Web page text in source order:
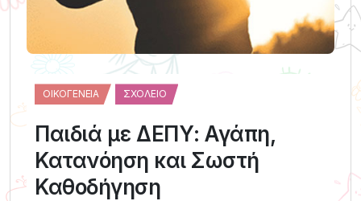
ΟΙΚΟΓΈΝΕΙΑ ΣΧΟΛΕΊΟ
Παιδιά με ΔΕΠΥ: Αγάπη,
Κατανόηση και Σωστή
Καθοδήγηση